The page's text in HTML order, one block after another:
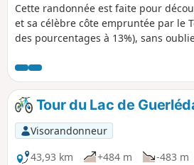
Cette randonnée est faite pour
et sa célèbre côte empruntée par le
des pourcentages à 13%), sans
les rues.
Tour du Lac de
Visorandonneur
43,93 km
+484 m -483 m